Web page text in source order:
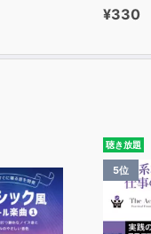
¥330
聴き放題
5位